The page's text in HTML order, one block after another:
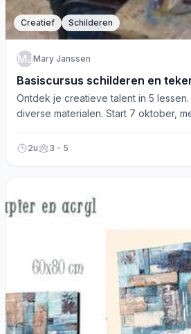
Creatief Schilderen
MJMary Janssen
Basiscursus schilderen en
Ontdek je creatieve talent in 5
diverse materialen. Start 7 oktober,
2u 3 - 5